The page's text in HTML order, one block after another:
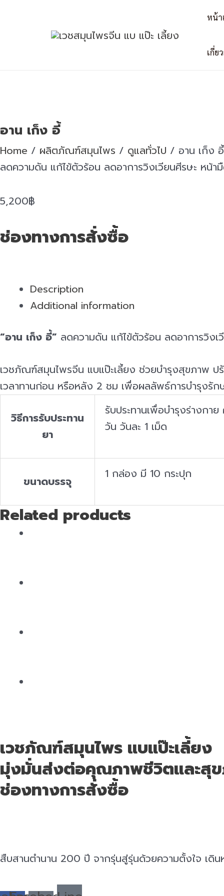
หน้า
เกี่ย
อาน เก็ง อี้
Home / ผลิตภัณฑ์สมุนไพร / ดูแลทั่วไป / อาน เก็ง อี้
ลดความดัน แก้ไข้ตัวร้อน ลดอาการวิงเวียนศีรษะ หน้า
5,200฿
ช่องทางการสั่งซื้อ
Description
Additional information
“อาน เก็ง อี้” ลดความดัน แก้ไข้ตัวร้อน ลดอาการวิงเ
เวชภัณฑ์สมุนไพรจีน แบแป๊ะเลี้ยง ช่วยบำรุงสุขภาพ ป
เวลาทานก่อน หรือหลัง 2 ชม เพื่อผลลัพธ์การบำรุงรั
วิธีการรับประทาน
ยา
รับประทานเพื่อบำรุงร่างกา
วัน วันละ 1 เม็ด
ขนาดบรรจุ
1 กล่อง มี 10 กระปุก
Related products
เวชภัณฑ์สมุนไพร แบแป๊ะเลี้ยง
มุ่งมั่นส่งต่อคุณภาพชีวิตและสุ
ช่องทางการสั่งซื้อ
สืบสานตำนาน 200 ปี จากรุ่นสู่รุ่นด้วยความตั้งใจ เ